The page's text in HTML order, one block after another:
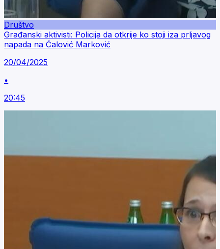
Društvo
Građanski aktivisti: Policija da otkrije ko stoji iza prljavog
napada na Ćalović Marković
20/04/2025
•
20:45